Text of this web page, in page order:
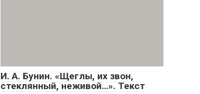
И. А. Бунин. «Щеглы, их звон,
стеклянный, неживой…». Текст